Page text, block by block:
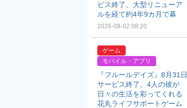
ビス終了。大型リニューア
ルを経て約4年9カ月で幕
2026-08-02 08:20
ゲーム
モバイル・アプリ
『フルールデイズ』8月31日
サービス終了。4人の彼が
日々の生活を彩ってくれる
花丸ライフサポートゲーム